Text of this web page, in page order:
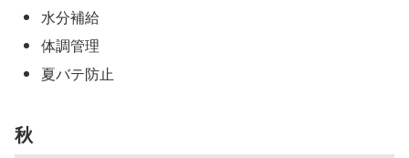
水分補給
体調管理
夏バテ防止
秋